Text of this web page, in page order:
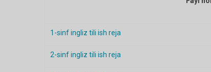
1-sinf ingliz tili ish reja
2-sinf ingliz tili ish reja